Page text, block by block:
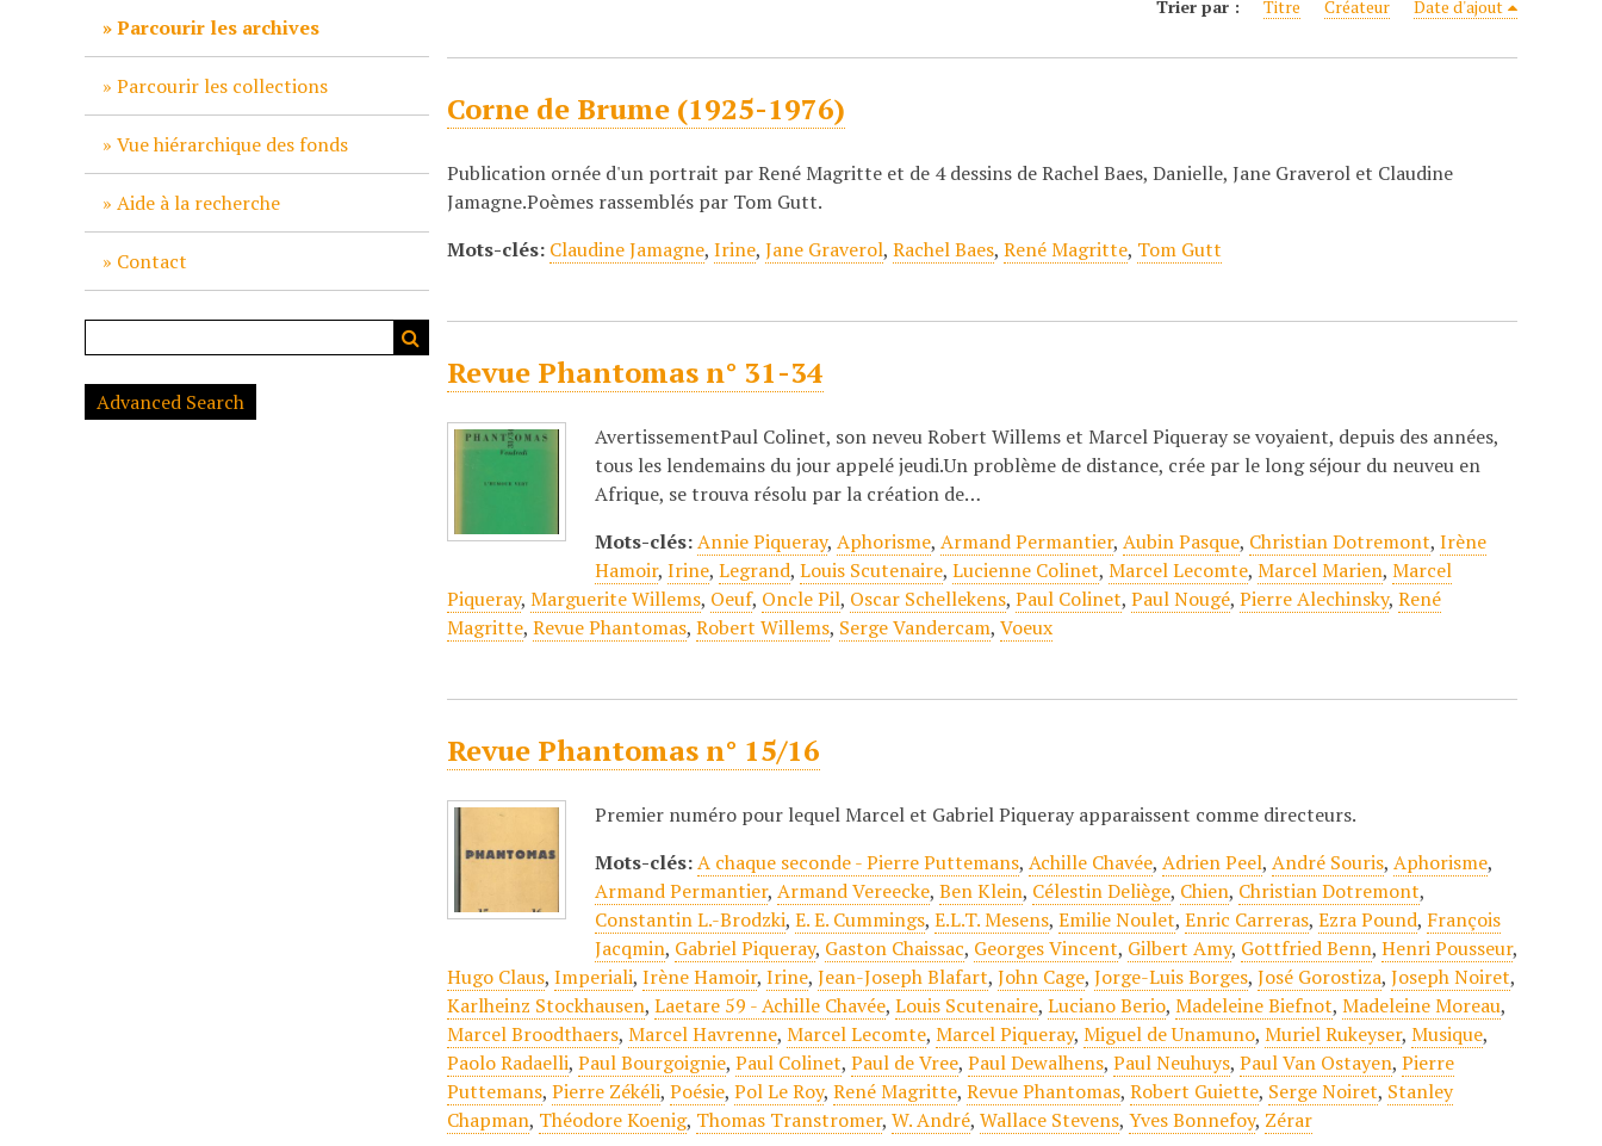
Parcourir les archives
Parcourir les collections
Vue hiérarchique des fonds
Aide à la recherche
Contact
Advanced Search
Trier par : Titre Créateur Date d'ajout
Corne de Brume (1925-1976)
Publication ornée d'un portrait par René Magritte et de 4 dessins de Rachel Baes, Danielle, Jane Graverol et Claudine
Jamagne.Poèmes rassemblés par Tom Gutt.
Mots-clés: Claudine Jamagne,Irine,Jane Graverol,Rachel Baes,René Magritte, Tom Gutt
Revue Phantomas n° 31-34
AvertissementPaul Colinet, son neveu Robert Willems et Marcel Piqueray se voyaient, depuis des années,
tous les lendemains du jour appelé jeudi.Un problème de distance, crée par le long séjour du neuveu en
Afrique, se trouva résolu par la création de…
Mots-clés:Annie Piqueray,Aphorisme,Armand Permantier,Aubin Pasque, Christian Dotremont,Irène
Hamoir,Irine,Legrand,Louis Scutenaire,Lucienne Colinet,Marcel Lecomte,Marcel Marien,Marcel
Piqueray,Marguerite Willems, Oeuf, Oncle Pil, Oscar Schellekens,Paul Colinet,Paul Nougé,Pierre Alechinsky,René
Magritte,Revue Phantomas,Robert Willems, Serge Vandercam,Voeux
Revue Phantomas n° 15/16
Premier numéro pour lequel Marcel et Gabriel Piqueray apparaissent comme directeurs.
Mots-clés:A chaque seconde - Pierre Puttemans,Achille Chavée,Adrien Peel,André Souris,Aphorisme,
Armand Permantier,Armand Vereecke,Ben Klein, Célestin Deliège, Chien, Christian Dotremont,
Constantin L.-Brodzki,E. E. Cummings,E.L.T. Mesens,Emilie Noulet,Enric Carreras,Ezra Pound, François
Jacqmin, Gabriel Piqueray, Gaston Chaissac, Georges Vincent, Gilbert Amy, Gottfried Benn,Henri Pousseur,
Hugo Claus,Imperiali,Irène Hamoir,Irine,Jean-Joseph Blafart,John Cage,Jorge-Luis Borges,José Gorostiza,Joseph Noiret,
Karlheinz Stockhausen,Laetare 59 - Achille Chavée,Louis Scutenaire,Luciano Berio,Madeleine Biefnot,Madeleine Moreau,
Marcel Broodthaers,Marcel Havrenne,Marcel Lecomte,Marcel Piqueray,Miguel de Unamuno,Muriel Rukeyser,Musique,
Paolo Radaelli,Paul Bourgoignie,Paul Colinet,Paul de Vree,Paul Dewalhens,Paul Neuhuys,Paul Van Ostayen,Pierre
Puttemans,Pierre Zékéli,Poésie,Pol Le Roy,René Magritte,Revue Phantomas,Robert Guiette, Serge Noiret, Stanley
Chapman, Théodore Koenig, Thomas Transtromer,W. André,Wallace Stevens,Yves Bonnefoy, Zérar